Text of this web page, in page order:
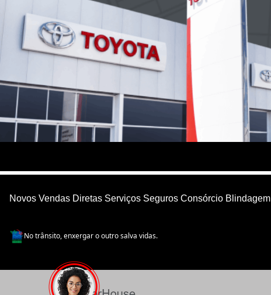
Novos Vendas Diretas Serviços Seguros Consórcio Blindagem
No trânsito, enxergar o outro salva vidas.